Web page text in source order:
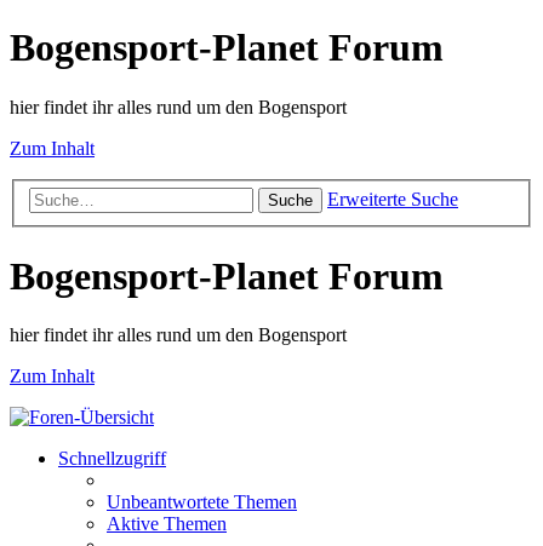
Bogensport-Planet Forum
hier findet ihr alles rund um den Bogensport
Zum Inhalt
Suche Erweiterte Suche
Bogensport-Planet Forum
hier findet ihr alles rund um den Bogensport
Zum Inhalt
Schnellzugriff
Unbeantwortete Themen
Aktive Themen